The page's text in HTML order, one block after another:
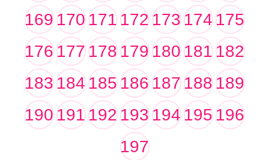
169170171172173174175
176177178179180181182
183184185186187188189
190191192193194195196
197